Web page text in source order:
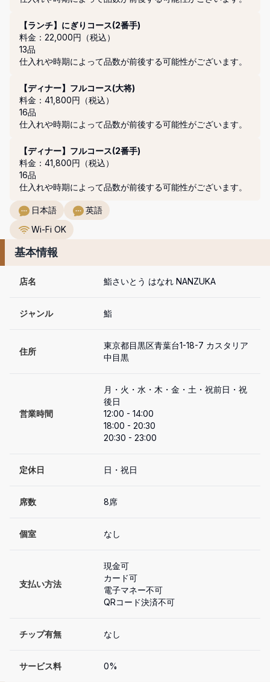
【ランチ】にぎりコース(2番手)
料金：22,000円（税込）
13品
仕入れや時期によって品数が前後する可能性がございます。
【ディナー】フルコース(大将)
料金：41,800円（税込）
16品
仕入れや時期によって品数が前後する可能性がございます。
【ディナー】フルコース(2番手)
料金：41,800円（税込）
16品
仕入れや時期によって品数が前後する可能性がございます。
日本語
英語
Wi-Fi OK
基本情報
店名 鮨さいとう はなれ NANZUKA
ジャンル 鮨
住所
東京都目黒区青葉台1-18-7 カスタリア
中目黒
営業時間
月・火・水・木・金・土・祝前日・祝
後日
12:00 - 14:00
18:00 - 20:30
20:30 - 23:00
定休日 日・祝日
席数 8席
個室 なし
支払い方法
現金可
カード可
電子マネー不可
QRコード決済不可
チップ有無 なし
サービス料 0%